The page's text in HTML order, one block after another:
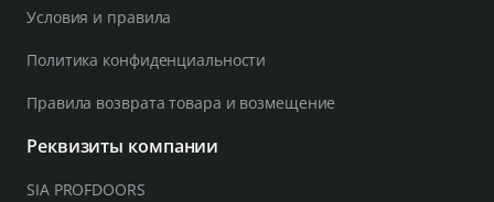
Условия и правила
Политика конфиденциальности
Правила возврата товара и возмещение
Реквизиты компании
SIA PROFDOORS